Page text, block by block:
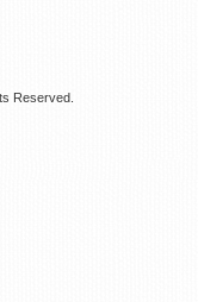
Reserved.